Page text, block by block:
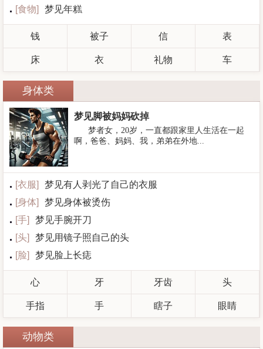
[食物] 梦见年糕
钱 被子 信 表
床 衣 礼物 车
身体类
梦见脚被妈妈砍掉
梦者女，20岁，一直都跟家里人生活在一起
啊，爸爸、妈妈、我，弟弟在外地...
[衣服]
梦见有人剥光了自己的衣服
[身体]
梦见身体被烫伤
[手]
梦见手腕开刀
[头]
梦见用镜子照自己的头
[脸] 梦见脸上长痣
心 牙 牙齿 头
手指 手 瞎子 眼睛
动物类